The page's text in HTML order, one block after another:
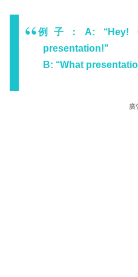
例子：A: ‘‘Hey!
presentation!’’
B: ‘‘What
廣